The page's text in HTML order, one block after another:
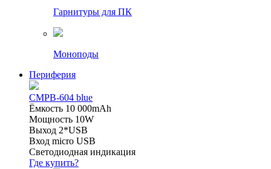
Гарнитуры для ПК
Моноподы
Периферия
CMPB-604 blue
Ёмкость 10 000mAh
Мощность 10W
Выход 2*USB
Вход micro USB
Светодиодная индикация
Где купить?